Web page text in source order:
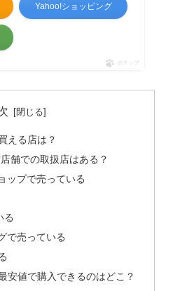
Yahoo!ショッピング
ポチップ
える店は？
舗での取扱店はある？
ップで売っている
る
で売っている
安値で購入できるのはどこ？